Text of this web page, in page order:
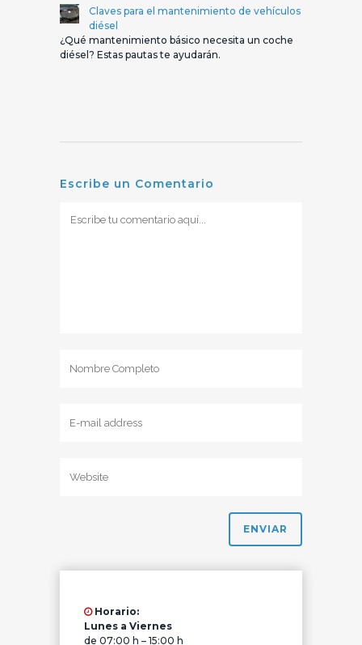
Claves para el mantenimiento de vehículos
diésel
¿Qué mantenimiento básico necesita un coche
diésel? Estas pautas te ayudarán.
Escribe un Comentario
Horario:
Lunes a Viernes
de 07:00 h – 15:00 h